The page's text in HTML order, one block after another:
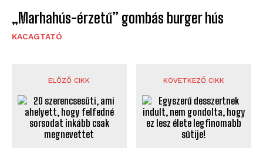
„Marhahús-érzetű” gombás burger hús
KACAGTATÓ
ELŐZŐ CIKK KÖVETKEZŐ CIKK